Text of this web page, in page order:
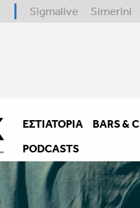
Sigmalive Simerini
ΕΣΤΙΑΤΌΡΙΑ BARS &
PODCASTS